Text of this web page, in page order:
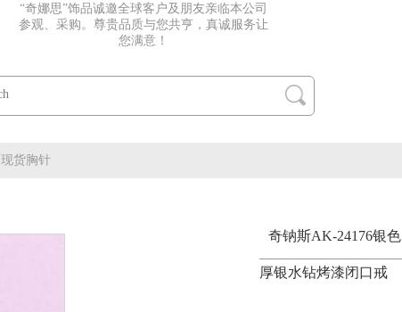
“奇娜思”饰品诚邀全球客户及朋友亲临本公司
参观、采购。尊贵品质与您共亨，真诚服务让
您满意！
现货胸针
奇钠斯AK-24176银色
厚银水钻烤漆闭口戒